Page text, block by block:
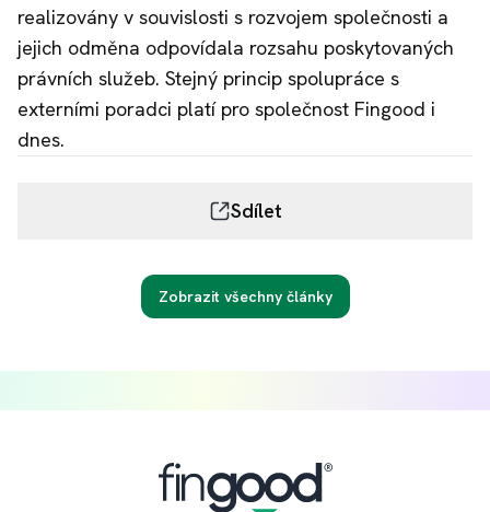
realizovány v souvislosti s rozvojem společnosti a
jejich odměna odpovídala rozsahu poskytovaných
právních služeb. Stejný princip spolupráce s
externími poradci platí pro společnost Fingood i
dnes.
Sdílet
Zobrazit všechny články